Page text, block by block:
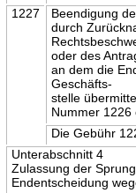
1227
Beendigung
durch
oder des
an dem die
Geschäfts-
stelle
Nummer 1226
Die Gebühr
Unterabschnitt 4
Zulassung der
Endentscheidung